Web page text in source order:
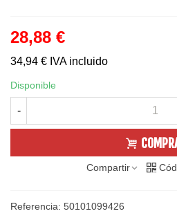
28,88 €
34,94 € IVA incluido
Disponible
-
Compartir
Referencia: 50101099426